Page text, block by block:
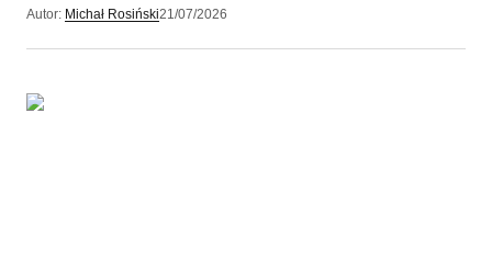
Autor: Michał Rosiński21/07/2026